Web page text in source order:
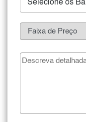
Selecione os